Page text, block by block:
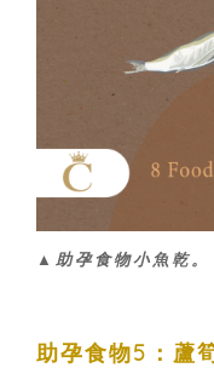
▲助孕食物小魚乾。
助孕食物5：蘆